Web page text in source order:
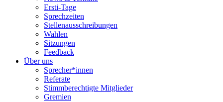
Ersti-Tage
Sprechzeiten
Stellenausschreibungen
Wahlen
Sitzungen
Feedback
Über uns
Sprecher*innen
Referate
Stimmberechtigte Mitglieder
Gremien